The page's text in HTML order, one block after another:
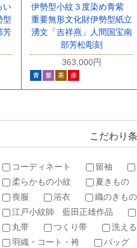
い
型
芳
伊勢型小紋３度染め青紫
重要無形文化財伊勢型紙立
湧文「吉祥燕」人間国宝南
部芳松彫刻
363,000円
こだわり
コーディネート 留袖
柔らかもの小紋
夏きもの
喪服
浴衣 織のきもの
江戸小紋師 藍田正雄作品
丸帯
つくり帯 洗え
羽織・コート・袴
バッグ